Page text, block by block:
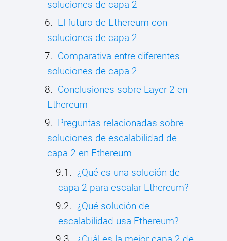
soluciones de capa 2
El futuro de Ethereum con
soluciones de capa 2
Comparativa entre diferentes
soluciones de capa 2
Conclusiones sobre Layer 2 en
Ethereum
Preguntas relacionadas sobre
soluciones de escalabilidad de
capa 2 en Ethereum
¿Qué es una solución de
capa 2 para escalar Ethereum?
¿Qué solución de
escalabilidad usa Ethereum?